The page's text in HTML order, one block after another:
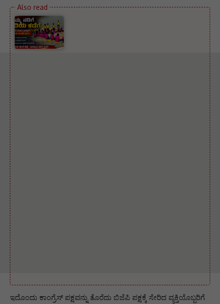
ಇದೊಂದು ಕಾಂಗ್ರೆಸ್‌ ಪಕ್ಷವನ್ನು ತೊರೆದು ಬಿಜೆಪಿ ಪಕ್ಷಕ್ಕೆ ಸೇರಿದ ವ್ಯಕ್ತಿಯೊಬ್ಬರಿಗೆ